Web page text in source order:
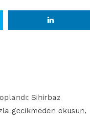
Sihirbaz
gecikmeden okusun,